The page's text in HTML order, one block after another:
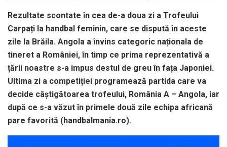
Rezultate scontate în cea de-a doua zi a Trofeului
Carpați la handbal feminin, care se dispută în aceste
zile la Brăila. Angola a învins categoric naționala de
tineret a României, în timp ce prima reprezentativă a
țării noastre s-a impus destul de greu în fața Japoniei.
Ultima zi a competiției programează partida care va
decide câștigătoarea trofeului, România A – Angola, iar
după ce s-a văzut în primele două zile echipa africană
pare favorită (handbalmania.ro).